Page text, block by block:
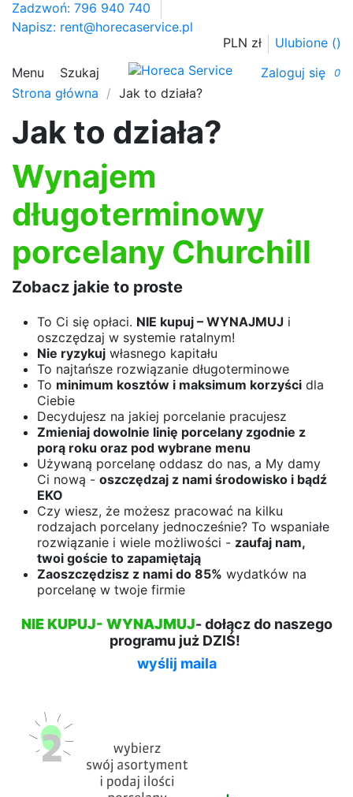
Zadzwoń: 796 940 740
Napisz: rent@horecaservice.pl
PLN zł
Ulubione ()
Menu
Szukaj Zaloguj się 0
Strona główna Jak to działa?
Jak to działa?
Wynajem
długoterminowy
porcelany Churchill
Zobacz jakie to proste
To Ci się opłaci. NIE kupuj – WYNAJMUJ i
oszczędzaj w systemie ratalnym!
Nie ryzykuj własnego kapitału
To najtańsze rozwiązanie długoterminowe
To minimum kosztów i maksimum korzyści dla
Ciebie
Decydujesz na jakiej porcelanie pracujesz
Zmieniaj dowolnie linię porcelany zgodnie z
porą roku oraz pod wybrane menu
Używaną porcelanę oddasz do nas, a My damy
Ci nową - oszczędzaj z nami środowisko i bądź
EKO
Czy wiesz, że możesz pracować na kilku
rodzajach porcelany jednocześnie? To wspaniałe
rozwiązanie i wiele możliwości - zaufaj nam,
twoi goście to zapamiętają
Zaoszczędzisz z nami do 85% wydatków na
porcelanę w twoje firmie
NIE KUPUJ- WYNAJMUJ- dołącz do naszego
programu już DZIŚ!
wyślij maila